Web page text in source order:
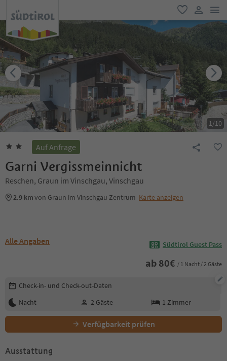
favorit
user link
1/10
Auf Anfrage
Garni Vergissmeinnicht
Reschen, Graun im Vinschgau, Vinschgau
2.9 kmvon Graun im Vinschgau Zentrum Karte anzeigen
Alle Angaben Südtirol Guest Pass
ab 80€ / 1 Nacht / 2 Gäste
Buchungsdetails bearbeiten
Check-in- und Check-out-Daten
Nacht
2 Gäste 1 Zimmer
Verfügbarkeit prüfen
Ausstattung